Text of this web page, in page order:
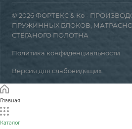
© 2026 ФОРТЕКС & Ко -
ПРУЖИННЫХ БЛОКОВ,
СТЁГАНОГО ПОЛОТНА
Политика конфиденциальности
Версия для слабовидящих
Главная
Каталог